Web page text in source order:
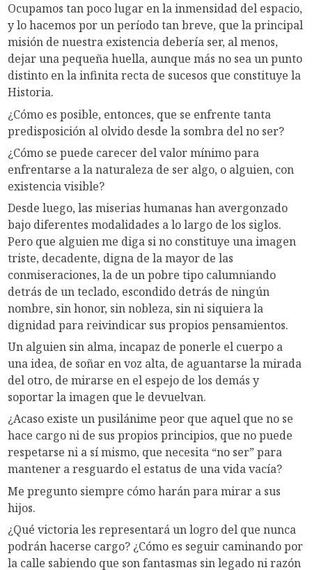
Ocupamos tan poco lugar en la inmensidad del espacio,
y lo hacemos por un período tan breve, que la principal
misión de nuestra existencia debería ser, al menos,
dejar una pequeña huella, aunque más no sea un punto
distinto en la infinita recta de sucesos que constituye la
Historia.
¿Cómo es posible, entonces, que se enfrente tanta
predisposición al olvido desde la sombra del no ser?
¿Cómo se puede carecer del valor mínimo para
enfrentarse a la naturaleza de ser algo, o alguien, con
existencia visible?
Desde luego, las miserias humanas han avergonzado
bajo diferentes modalidades a lo largo de los siglos.
Pero que alguien me diga si no constituye una imagen
triste, decadente, digna de la mayor de las
conmiseraciones, la de un pobre tipo calumniando
detrás de un teclado, escondido detrás de ningún
nombre, sin honor, sin nobleza, sin ni siquiera la
dignidad para reivindicar sus propios pensamientos.
Un alguien sin alma, incapaz de ponerle el cuerpo a
una idea, de soñar en voz alta, de aguantarse la mirada
del otro, de mirarse en el espejo de los demás y
soportar la imagen que le devuelvan.
¿Acaso existe un pusilánime peor que aquel que no se
hace cargo ni de sus propios principios, que no puede
respetarse ni a sí mismo, que necesita “no ser” para
mantener a resguardo el estatus de una vida vacía?
Me pregunto siempre cómo harán para mirar a sus
hijos.
¿Qué victoria les representará un logro del que nunca
podrán hacerse cargo? ¿Cómo es seguir caminando por
la calle sabiendo que son fantasmas sin legado ni razón